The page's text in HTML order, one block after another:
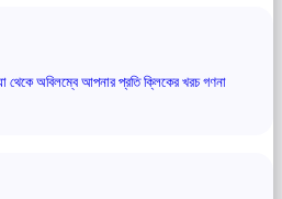
থেকে অবিলম্বে আপনার প্রতি ক্লিকের খরচ গণনা